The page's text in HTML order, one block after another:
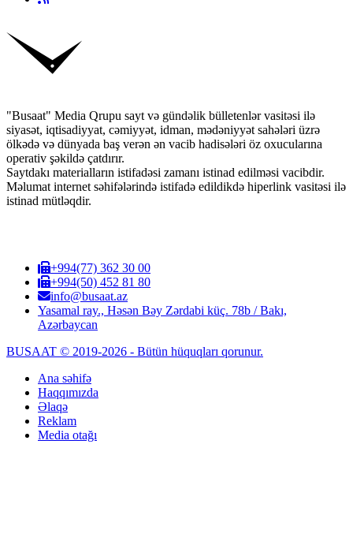
"Busaat" Media Qrupu sayt və gündəlik bülletenlər vasitəsi ilə
siyasət, iqtisadiyyat, cəmiyyət, idman, mədəniyyət sahələri üzrə
ölkədə və dünyada baş verən ən vacib hadisələri öz oxucularına
operativ şəkildə çatdırır.
Saytdakı materialların istifadəsi zamanı istinad edilməsi vacibdir.
Məlumat internet səhifələrində istifadə edildikdə hiperlink vasitəsi ilə
istinad mütləqdir.
+994(77) 362 30 00
+994(50) 452 81 80
info@busaat.az
Yasamal ray., Həsən Bəy Zərdabi küç. 78b / Bakı,
Azərbaycan
BUSAAT © 2019-2026 - Bütün hüquqları qorunur.
Ana səhifə
Haqqımızda
Əlaqə
Reklam
Media otağı